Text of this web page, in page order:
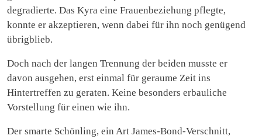
degradierte. Das Kyra eine Frauenbeziehung pflegte,
konnte er akzeptieren, wenn dabei für ihn noch genügend
übrigblieb.
Doch nach der langen Trennung der beiden musste er
davon ausgehen, erst einmal für geraume Zeit ins
Hintertreffen zu geraten. Keine besonders erbauliche
Vorstellung für einen wie ihn.
Der smarte Schönling, ein Art James-Bond-Verschnitt,